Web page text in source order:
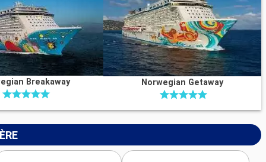
Breakaway Norwegian Getaway